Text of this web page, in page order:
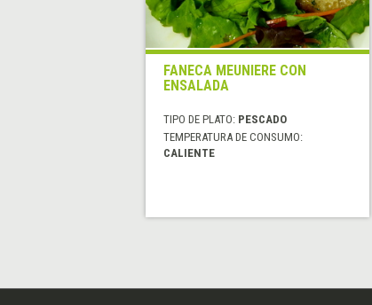
FANECA MEUNIERE CON
ENSALADA
TIPO DE PLATO: PESCADO
TEMPERATURA DE CONSUMO:
CALIENTE